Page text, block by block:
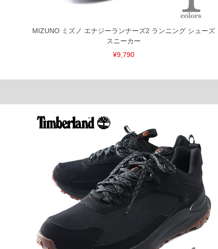
MIZUNO ミズノ エナジーランナーズ2 ランニング シューズ
スニーカー
¥9,790